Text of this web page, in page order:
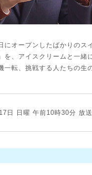
にオープンしたばかりのス
、アイスクリームと一緒
転、挑戦する人たちの生
日 日曜 午前10時30分 放送